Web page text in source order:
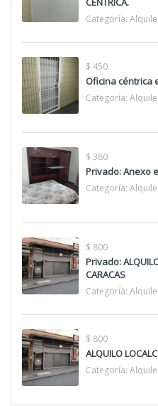
Categoría:
$ 450
Oficina céntrica
Categoría:
$ 380
Privado: Anexo
Categoría:
$ 800
Privado:
CARACAS
Categoría:
$ 800
ALQUILO
Categoría: